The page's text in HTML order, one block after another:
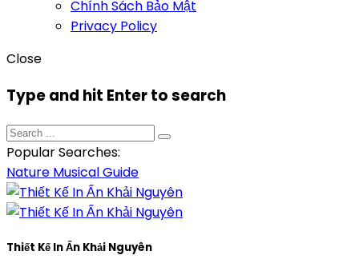
Chính Sách Bảo Mật
Privacy Policy
Close
Type and hit Enter to search
Popular Searches:
Nature MusicalGuide
Thiết Kế In Ấn Khải Nguyên